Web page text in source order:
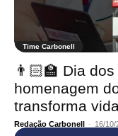
Time Carbonell
👨🏻‍🏫 Dia
homenagem
transforma
Redação Carbonell - 16/10/